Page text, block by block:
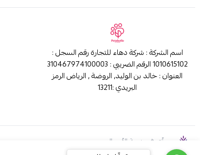
اسم الشركة : شركة دهاء للتجارة رقم السجل :
1010615102 الرقم الضريبي : 310467974100003
العنوان : خالد بن الوليد, الروضة , الرياض الرمز
البريدي :13211
موثّق في منصة الأعمال